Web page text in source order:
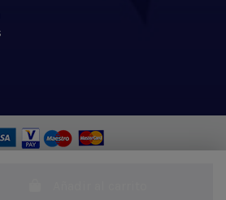
| Desarrollado por Expertic